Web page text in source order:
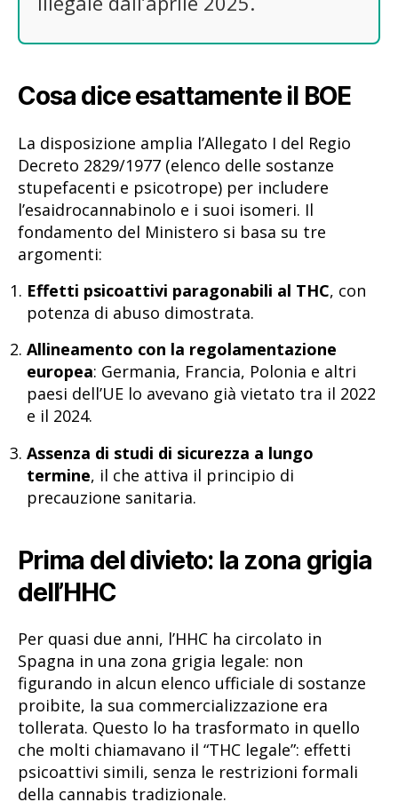
Cosa dice esattamente il BOE
La disposizione amplia l’Allegato I del Regio
Decreto 2829/1977 (elenco delle sostanze
stupefacenti e psicotrope) per includere
l’esaidrocannabinolo e i suoi isomeri. Il
fondamento del Ministero si basa su tre
argomenti:
Effetti psicoattivi paragonabili al THC, con
potenza di abuso dimostrata.
Allineamento con la regolamentazione
europea: Germania, Francia, Polonia e altri
paesi dell’UE lo avevano già vietato tra il 2022
e il 2024.
Assenza di studi di sicurezza a lungo
termine, il che attiva il principio di
precauzione sanitaria.
Prima del divieto: la zona grigia
dell’HHC
Per quasi due anni, l’HHC ha circolato in
Spagna in una zona grigia legale: non
figurando in alcun elenco ufficiale di sostanze
proibite, la sua commercializzazione era
tollerata. Questo lo ha trasformato in quello
che molti chiamavano il “THC legale”: effetti
psicoattivi simili, senza le restrizioni formali
della cannabis tradizionale.